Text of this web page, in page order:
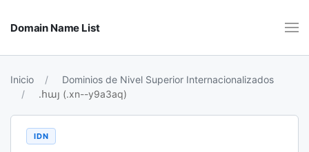
Domain Name List
Inicio
Dominios de Nivel Superior Internacionalizados
.հայ (.xn--y9a3aq)
IDN